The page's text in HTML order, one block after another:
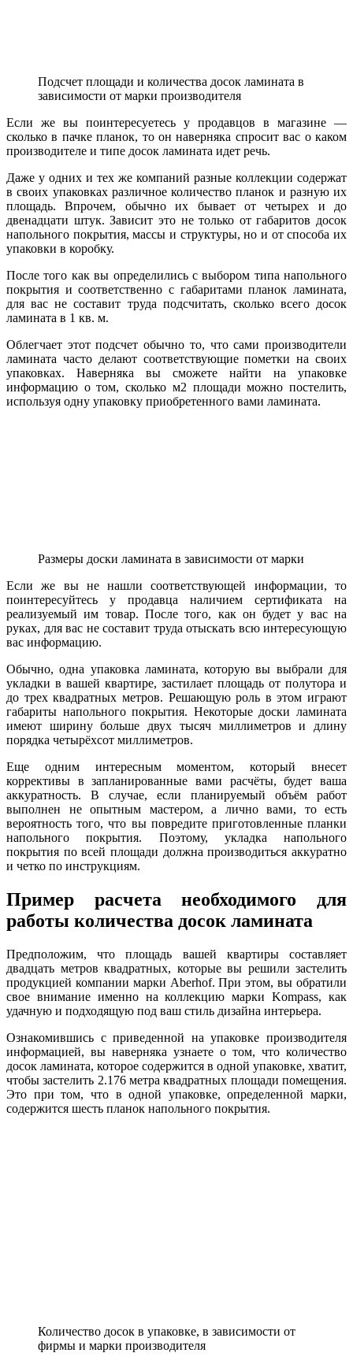
Подсчет площади и количества досок ламината в
зависимости от марки производителя
Если же вы поинтересуетесь у продавцов в магазине —
сколько в пачке планок, то он наверняка спросит вас о каком
производителе и типе досок ламината идет речь.
Даже у одних и тех же компаний разные коллекции содержат
в своих упаковках различное количество планок и разную их
площадь. Впрочем, обычно их бывает от четырех и до
двенадцати штук. Зависит это не только от габаритов досок
напольного покрытия, массы и структуры, но и от способа их
упаковки в коробку.
После того как вы определились с выбором типа напольного
покрытия и соответственно с габаритами планок ламината,
для вас не составит труда подсчитать, сколько всего досок
ламината в 1 кв. м.
Облегчает этот подсчет обычно то, что сами производители
ламината часто делают соответствующие пометки на своих
упаковках. Наверняка вы сможете найти на упаковке
информацию о том, сколько м2 площади можно постелить,
используя одну упаковку приобретенного вами ламината.
Размеры доски ламината в зависимости от марки
Если же вы не нашли соответствующей информации, то
поинтересуйтесь у продавца наличием сертификата на
реализуемый им товар. После того, как он будет у вас на
руках, для вас не составит труда отыскать всю интересующую
вас информацию.
Обычно, одна упаковка ламината, которую вы выбрали для
укладки в вашей квартире, застилает площадь от полутора и
до трех квадратных метров. Решающую роль в этом играют
габариты напольного покрытия. Некоторые доски ламината
имеют ширину больше двух тысяч миллиметров и длину
порядка четырёхсот миллиметров.
Еще одним интересным моментом, который внесет
коррективы в запланированные вами расчёты, будет ваша
аккуратность. В случае, если планируемый объём работ
выполнен не опытным мастером, а лично вами, то есть
вероятность того, что вы повредите приготовленные планки
напольного покрытия. Поэтому, укладка напольного
покрытия по всей площади должна производиться аккуратно
и четко по инструкциям.
Пример расчета необходимого для
работы количества досок ламината
Предположим, что площадь вашей квартиры составляет
двадцать метров квадратных, которые вы решили застелить
продукцией компании марки Aberhof. При этом, вы обратили
свое внимание именно на коллекцию марки Kompass, как
удачную и подходящую под ваш стиль дизайна интерьера.
Ознакомившись с приведенной на упаковке производителя
информацией, вы наверняка узнаете о том, что количество
досок ламината, которое содержится в одной упаковке, хватит,
чтобы застелить 2.176 метра квадратных площади помещения.
Это при том, что в одной упаковке, определенной марки,
содержится шесть планок напольного покрытия.
Количество досок в упаковке, в зависимости от
фирмы и марки производителя